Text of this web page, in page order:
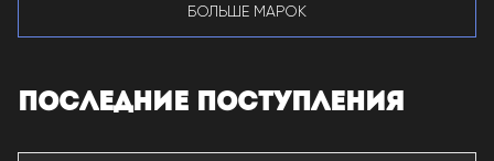
БОЛЬШЕ МАРОК
ПОСЛЕДНИЕ ПОСТУПЛЕНИЯ